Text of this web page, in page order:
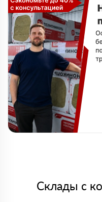
Склады с